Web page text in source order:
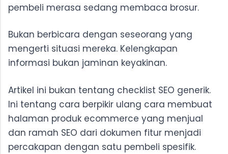
pembeli merasa sedang membaca brosur.
Bukan berbicara dengan seseorang yang
mengerti situasi mereka. Kelengkapan
informasi bukan jaminan keyakinan.
Artikel ini bukan tentang checklist SEO generik.
Ini tentang cara berpikir ulang cara membuat
halaman produk ecommerce yang menjual
dan ramah SEO dari dokumen fitur menjadi
percakapan dengan satu pembeli spesifik.